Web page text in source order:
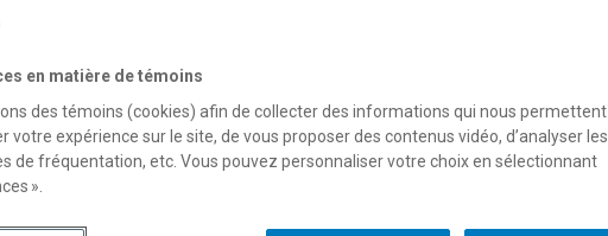
en matière de témoins
des témoins (cookies) afin de collecter des informations qui nous permettent
votre expérience sur le site, de vous proposer des contenus vidéo, d’analyser les
de fréquentation, etc. Vous pouvez personnaliser votre choix en sélectionnant
».